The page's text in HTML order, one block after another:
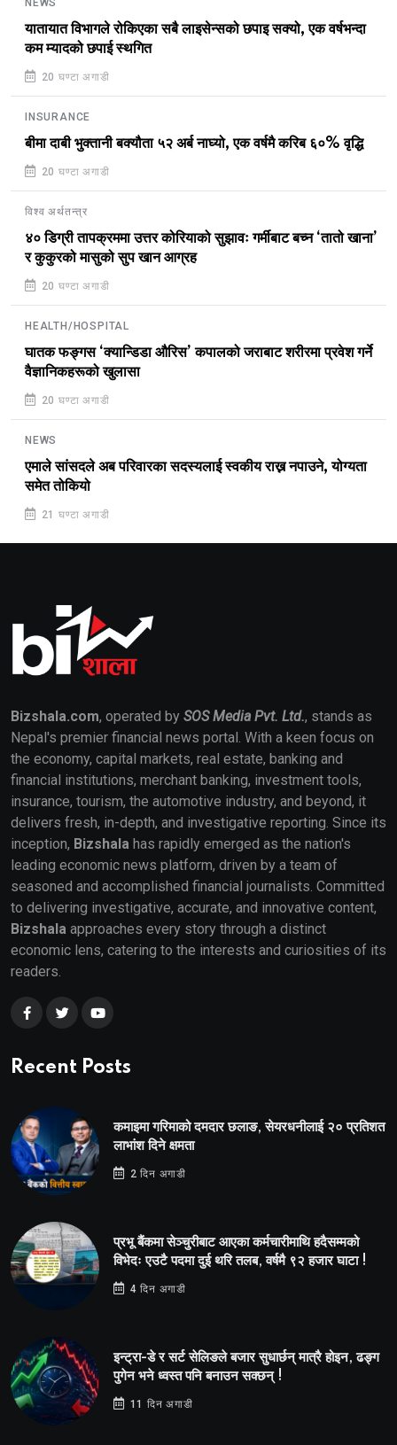
यातायात विभागले रोकिएका सबै लाइसेन्सको छपाइ सक्यो, एक वर्षभन्दा
कम म्यादको छपाई स्थगित
20 घण्टा अगाडी
INSURANCE
बीमा दाबी भुक्तानी बक्यौता ५२ अर्ब नाघ्यो, एक वर्षमै करिब ६०% वृद्धि
20 घण्टा अगाडी
विश्व अर्थतन्त्र
४० डिग्री तापक्रममा उत्तर कोरियाको सुझावः गर्मीबाट बच्न ‘तातो खाना’
र कुकुरको मासुको सुप खान आग्रह
20 घण्टा अगाडी
HEALTH/HOSPITAL
घातक फङ्गस ‘क्यान्डिडा औरिस’ कपालको जराबाट शरीरमा प्रवेश गर्ने
वैज्ञानिकहरूको खुलासा
20 घण्टा अगाडी
NEWS
एमाले सांसदले अब परिवारका सदस्यलाई स्वकीय राख्न नपाउने, योग्यता
समेत तोकियो
21 घण्टा अगाडी
Bizshala.com, operated by SOS Media Pvt. Ltd., stands as
Nepal's premier financial news portal. With a keen focus on
the economy, capital markets, real estate, banking and
financial institutions, merchant banking, investment tools,
insurance, tourism, the automotive industry, and beyond, it
delivers fresh, in-depth, and investigative reporting. Since its
inception, Bizshala has rapidly emerged as the nation's
leading economic news platform, driven by a team of
seasoned and accomplished financial journalists. Committed
to delivering investigative, accurate, and innovative content,
Bizshala approaches every story through a distinct
economic lens, catering to the interests and curiosities of its
readers.
Recent Posts
कमाइमा गरिमाको दमदार छलाङ, सेयरधनीलाई २० प्रतिशत
लाभांश दिने क्षमता
2 दिन अगाडी
प्रभू बैंकमा सेञ्चुरीबाट आएका कर्मचारीमाथि हदैसम्मको
विभेदः एउटै पदमा दुई थरि तलब, वर्षमै ९२ हजार घाटा !
4 दिन अगाडी
इन्ट्रा-डे र सर्ट सेलिङले बजार सुधार्छन् मात्रै होइन, ढङ्ग
पुगेन भने ध्वस्त पनि बनाउन सक्छन् !
11 दिन अगाडी